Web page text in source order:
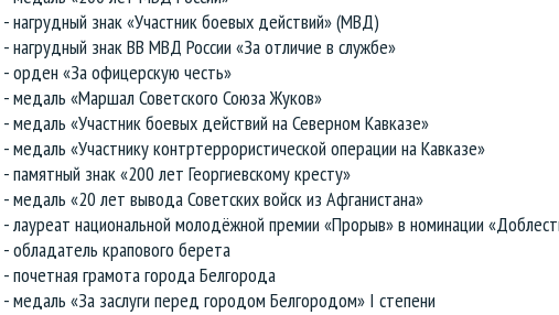
- нагрудный знак «Участник боевых действий» (МВД)
- нагрудный знак ВВ МВД России «За отличие в службе»
- орден «За офицерскую честь»
- медаль «Маршал Советского Союза Жуков»
- медаль «Участник боевых действий на Северном Кавказе»
- медаль «Участнику контртеррористической операции на Кавказе»
- памятный знак «200 лет Георгиевскому кресту»
- медаль «20 лет вывода Советских войск из Афганистана»
- лауреат национальной молодёжной премии «Прорыв» в номинации
- обладатель крапового берета
- почетная грамота города Белгорода
- медаль «За заслуги перед городом Белгородом» I степени